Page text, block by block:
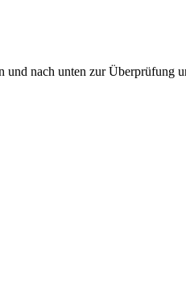
nach unten zur Überprüfung